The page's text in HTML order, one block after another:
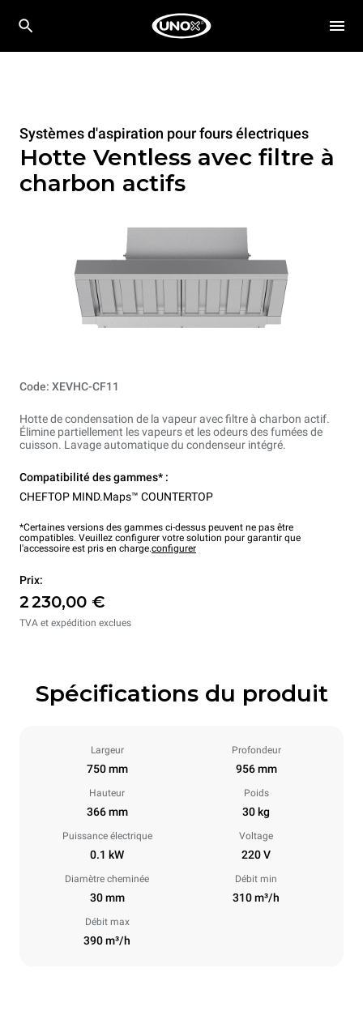
Systèmes d'aspiration pour fours électriques
Hotte Ventless avec filtre à
charbon actifs
Code: XEVHC-CF11
Hotte de condensation de la vapeur avec filtre à charbon actif.
Élimine partiellement les vapeurs et les odeurs des fumées de
cuisson. Lavage automatique du condenseur intégré.
Compatibilité des gammes* :
CHEFTOP MIND.Maps™ COUNTERTOP
*Certaines versions des gammes ci-dessus peuvent ne pas être
compatibles. Veuillez configurer votre solution pour garantir que
l'accessoire est pris en charge.configurer
Prix:
2 230,00 €
TVA et expédition exclues
Spécifications du produit
Largeur
750 mm
Profondeur
956 mm
Hauteur
366 mm
Poids
30 kg
Puissance électrique
0.1 kW
Voltage
220 V
Diamètre cheminée
30 mm
Débit min
310 m³/h
Débit max
390 m³/h